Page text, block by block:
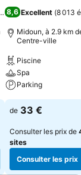
)
8,6 Excellent (8 013
Midoun, à 2.9 km
Centre-ville
Piscine
Spa
Parking
de 33 €
Consulter les prix de
sites
Consulter les prix